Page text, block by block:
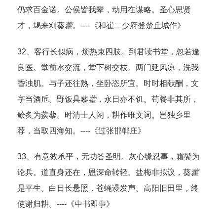
仍求百金诺。公侯皆我辈，动用在谋略。圣心思贤
才，朅来刈葵藿。----《和崔二少府登楚丘城作》
32、客行长似病，烦热束四肢。到君读书堂，忽若逢
良医。堂前水交流，堂下树交枝。两门延风凉，洗我
昏浊肌。与子还往熟，坐卧恣所宜。时时相献酬，文
字当酒卮。野饭具藜藿，永日亦不饥。苟餐非其所，
鲙炙为蒺藜。时清士人闲，耕作唯文词。岂独乡里
荐，当取四海知。----《过张邯郸庄》
33、有意效承平，无功答圣明。灰心缘忍事，霜鬓为
论兵。道直身还在，恩深命转轻。盐梅非拟议，葵藿
是平生。白日长悬照，苍蝇谩发声。高阳旧田里，终
使谢归耕。----《中书即事》